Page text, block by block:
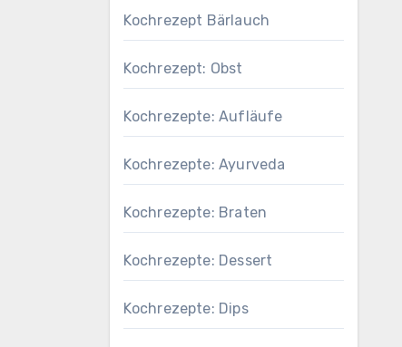
Kochrezept Bärlauch
Kochrezept: Obst
Kochrezepte: Aufläufe
Kochrezepte: Ayurveda
Kochrezepte: Braten
Kochrezepte: Dessert
Kochrezepte: Dips